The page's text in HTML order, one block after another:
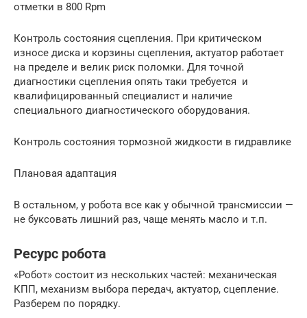
отметки в 800 Rpm
Контроль состояния сцепления. При критическом
износе диска и корзины сцепления, актуатор работает
на пределе и велик риск поломки. Для точной
диагностики сцепления опять таки требуется и
квалифицированный специалист и наличие
специального диагностического оборудования.
Контроль состояния тормозной жидкости в гидравлике
Плановая адаптация
В остальном, у робота все как у обычной трансмиссии —
не буксовать лишний раз, чаще менять масло и т.п.
Ресурс робота
«Робот» состоит из нескольких частей: механическая
КПП, механизм выбора передач, актуатор, сцепление.
Разберем по порядку.